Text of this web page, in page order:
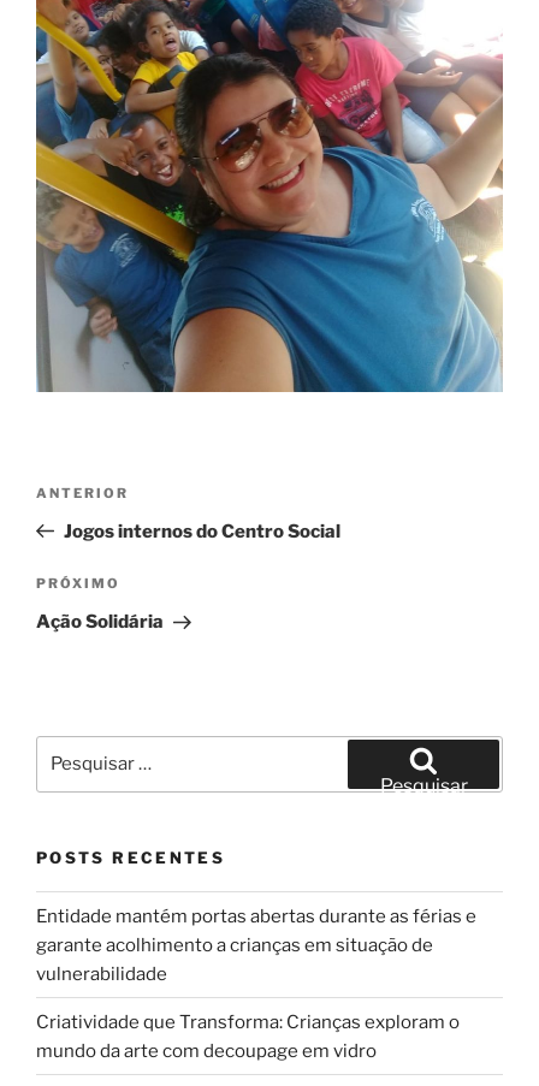
Post
Post
anterior
ANTERIOR
Jogos internos do Centro Social
Próximo
post
PRÓXIMO
Ação Solidária
por:
Pesquisar
POSTS RECENTES
Entidade mantém portas abertas durante as férias e
garante acolhimento a crianças em situação de
vulnerabilidade
Criatividade que Transforma: Crianças exploram o
mundo da arte com decoupage em vidro